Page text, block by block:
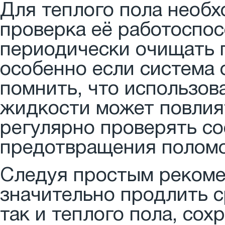
Для теплого пола
проверка её
периодически очищать
особенно если система
помнить, что
жидкости может
регулярно проверять
предотвращения
Следуя простым
значительно продлить
так и теплого пола,